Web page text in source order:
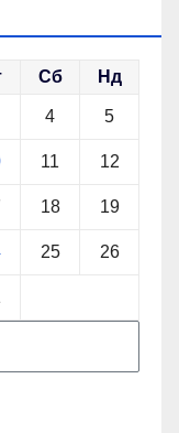
Сб Нд
4 5
11 12
18 19
25 26